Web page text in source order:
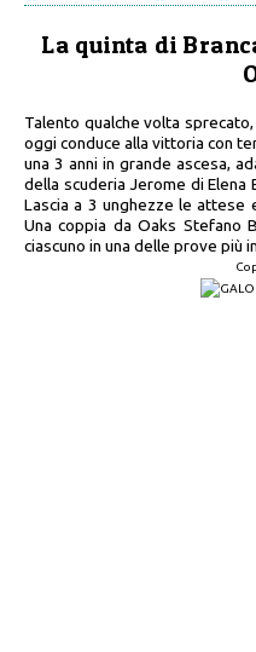
La quinta di
Talento qualche volta
oggi conduce alla vittoria con
una 3 anni in grande ascesa,
della scuderia Jerome di
Lascia a 3 unghezze le attese
Una coppia da Oaks Stefano
ciascuno in una delle prove più